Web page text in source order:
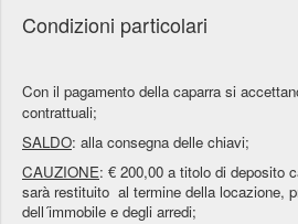
Condizioni particolari
Con il pagamento della caparra si
contrattuali;
SALDO: alla consegna delle chiavi;
CAUZIONE: € 200,00 a titolo di deposito
sarà restituito al termine della locazione,
dell´immobile e degli arredi;